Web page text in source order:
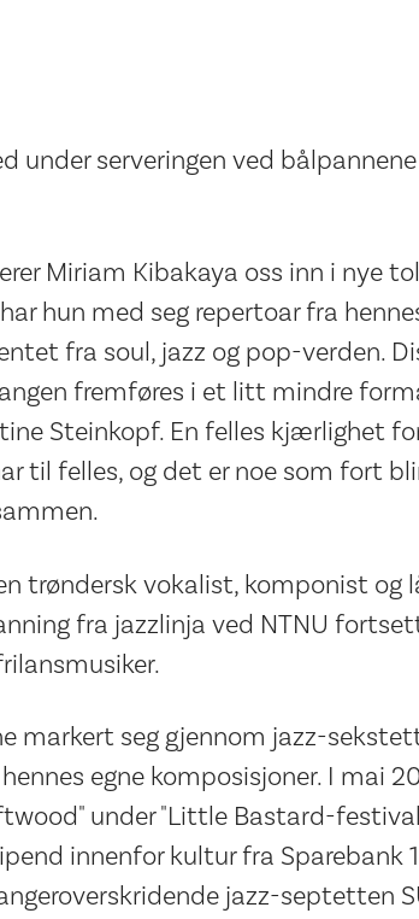
under serveringen ved
Miriam Kibakaya oss inn i nye
hun med seg repertoar fra
fra soul, jazz og pop-verden.
fremføres i et litt mindre
Steinkopf. En felles kjærlighet
til felles, og det er noe som fort
trøndersk vokalist, komponist og
fra jazzlinja ved NTNU
markert seg gjennom jazz-
egne komposisjoner. I mai
under "Little Bastard-
innenfor kultur fra Sparebank
jazz-septetten